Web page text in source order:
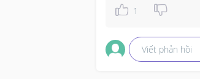
1
Viết phản hồi